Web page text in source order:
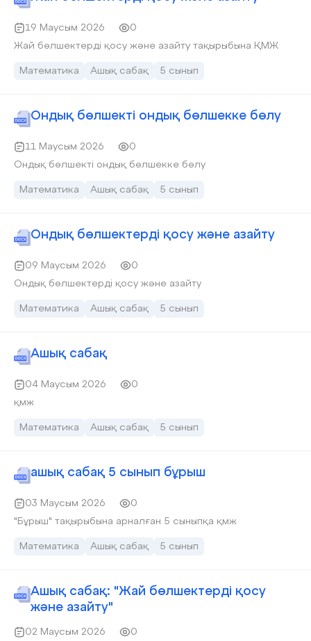
19 Маусым 2026
0
Жай бөлшектерді қосу және азайту тақырыбына ҚМЖ
Математика Ашық сабақ 5 сынып
Ондық бөлшекті ондық бөлшекке бөлу
11 Маусым 2026
0
Ондық бөлшекті ондық бөлшекке бөлу
Математика Ашық сабақ 5 сынып
Ондық бөлшектерді қосу және азайту
09 Маусым 2026
0
Ондық бөлшектерді қосу және азайту
Математика Ашық сабақ 5 сынып
Ашық сабақ
04 Маусым 2026
0
қмж
Математика Ашық сабақ 5 сынып
ашық сабақ 5 сынып бұрыш
03 Маусым 2026
0
"Бұрыш" тақырыбына арналған 5 сыныпқа қмж
Математика Ашық сабақ 5 сынып
Ашық сабақ: "Жай бөлшектерді қосу
және азайту"
02 Маусым 2026
0